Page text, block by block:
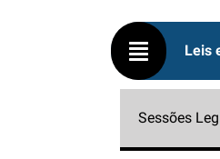
Leis
Sessões